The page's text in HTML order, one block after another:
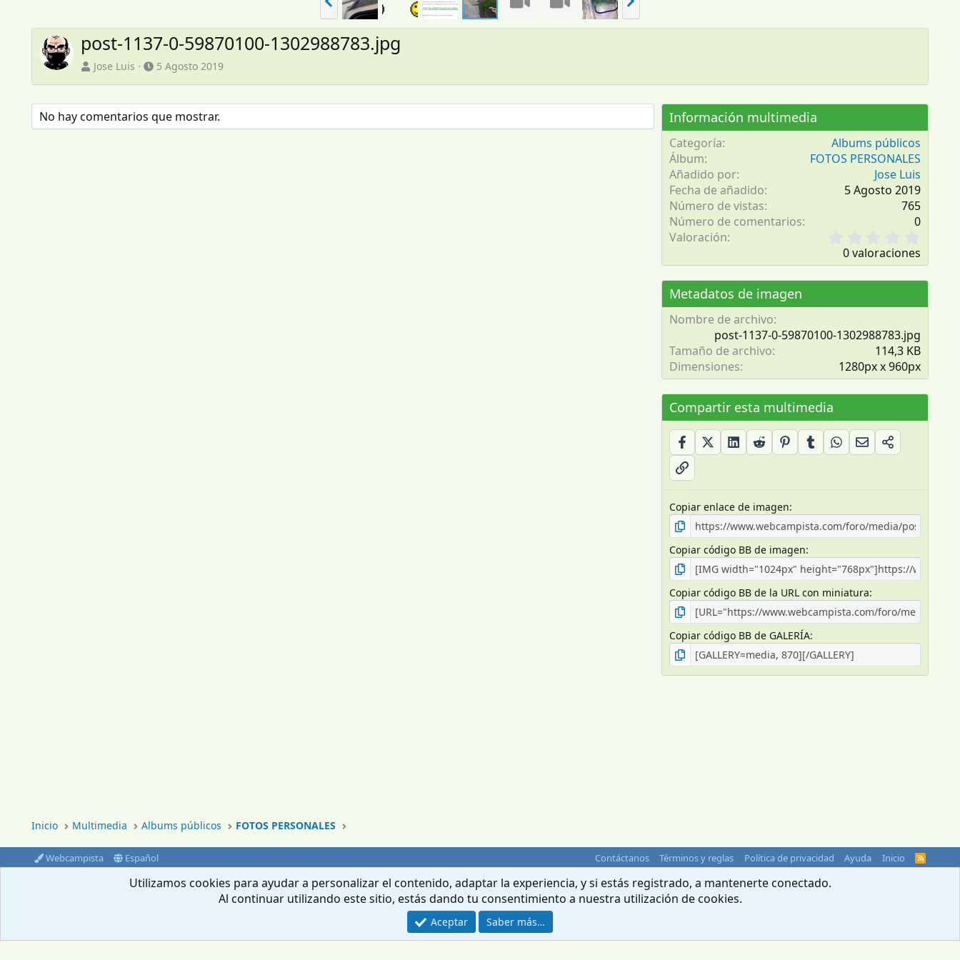
n
t
.
i
g
post-1137-0-59870100-1302988783.jpg
Jose Luis 5 Agosto 2019
No hay comentarios que mostrar. Información multimedia
Categoría
Albums públicos
Álbum
FOTOS PERSONALES
Añadido por
Jose Luis
Fecha de añadido
5 Agosto 2019
Número de vistas
765
Número de comentarios
0
Valoración
,
0
0
s
r
e
l
l
a
(
)
0 valoraciones
Metadatos de imagen
Nombre de archivo
post-1137-0-59870100-1302988783.jpg
Tamaño de archivo
114,3 KB
Dimensiones
1280px x 960px
Compartir esta multimedia
Copiar enlace de imagen
Copiar código BB de imagen
Copiar código BB de la URL con miniatura
Copiar código BB de GALERÍA
Inicio Multimedia Albums públicos FOTOS PERSONALES
Webcampista Español Contáctanos Términos y reglas Política de privacidad Ayuda Inicio
R
S
Community platform by XenForo © 2010-2024 XenForo Ltd.
Utilizamos cookies para ayudar a personalizar el contenido, adaptar la experiencia, y si estás registrado, a mantenerte conectado.
Al continuar utilizando este sitio, estás dando tu consentimiento a nuestra utilización de cookies.
Aceptar Saber más…